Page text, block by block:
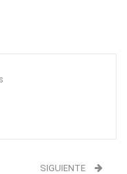
SIGUIENTE